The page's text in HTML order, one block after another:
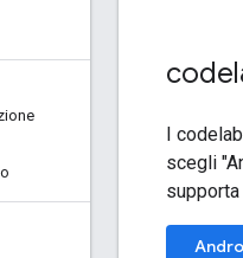
I
scegli
supporta